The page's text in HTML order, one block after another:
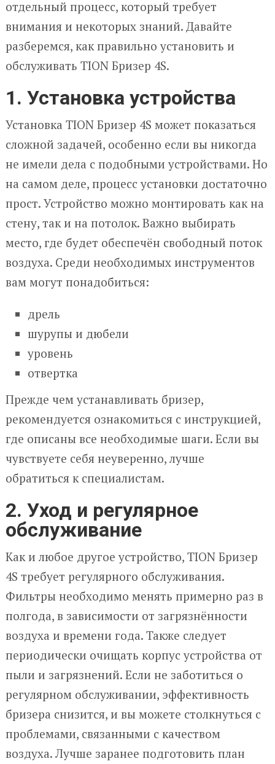
отдельный процесс, который требует
внимания и некоторых знаний. Давайте
разберемся, как правильно установить и
обслуживать TION Бризер 4S.
1. Установка устройства
Установка TION Бризер 4S может показаться
сложной задачей, особенно если вы никогда
не имели дела с подобными устройствами. Но
на самом деле, процесс установки достаточно
прост. Устройство можно монтировать как на
стену, так и на потолок. Важно выбирать
место, где будет обеспечён свободный поток
воздуха. Среди необходимых инструментов
вам могут понадобиться:
дрель
шурупы и дюбели
уровень
отвертка
Прежде чем устанавливать бризер,
рекомендуется ознакомиться с инструкцией,
где описаны все необходимые шаги. Если вы
чувствуете себя неуверенно, лучше
обратиться к специалистам.
2. Уход и регулярное
обслуживание
Как и любое другое устройство, TION Бризер
4S требует регулярного обслуживания.
Фильтры необходимо менять примерно раз в
полгода, в зависимости от загрязнённости
воздуха и времени года. Также следует
периодически очищать корпус устройства от
пыли и загрязнений. Если не заботиться о
регулярном обслуживании, эффективность
бризера снизится, и вы можете столкнуться с
проблемами, связанными с качеством
воздуха. Лучше заранее подготовить план